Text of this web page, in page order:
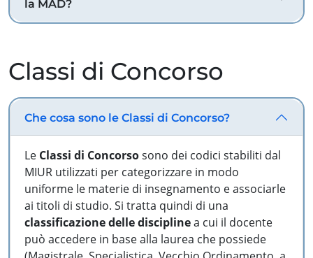
la MAD?
Classi di Concorso
Che cosa sono le Classi di Concorso?
Le Classi di Concorsosono dei codici stabiliti dal
MIUR utilizzati per categorizzare in modo
uniforme le materie di insegnamento e associarle
ai titoli di studio. Si tratta quindi di una
classificazione delle disciplinea cui il docente
può accedere in base alla laurea che possiede